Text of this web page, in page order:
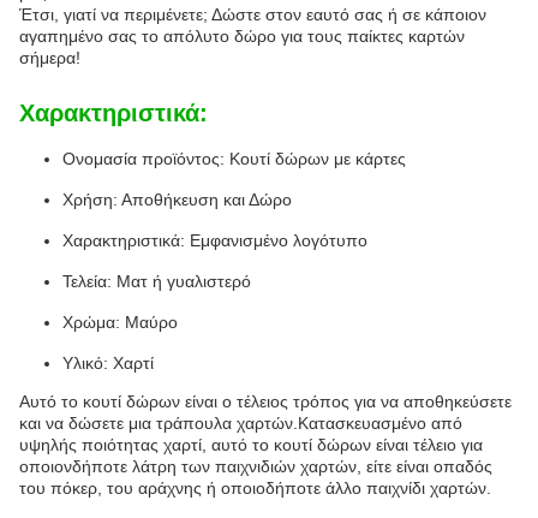
Έτσι, γιατί να περιμένετε; Δώστε στον εαυτό σας ή σε κάποιον
αγαπημένο σας το απόλυτο δώρο για τους παίκτες καρτών
σήμερα!
Χαρακτηριστικά:
Ονομασία προϊόντος: Κουτί δώρων με κάρτες
Χρήση: Αποθήκευση και Δώρο
Χαρακτηριστικά: Εμφανισμένο λογότυπο
Τελεία: Ματ ή γυαλιστερό
Χρώμα: Μαύρο
Υλικό: Χαρτί
Αυτό το κουτί δώρων είναι ο τέλειος τρόπος για να αποθηκεύσετε
και να δώσετε μια τράπουλα χαρτών.Κατασκευασμένο από
υψηλής ποιότητας χαρτί, αυτό το κουτί δώρων είναι τέλειο για
οποιονδήποτε λάτρη των παιχνιδιών χαρτών, είτε είναι οπαδός
του πόκερ, του αράχνης ή οποιοδήποτε άλλο παιχνίδι χαρτών.